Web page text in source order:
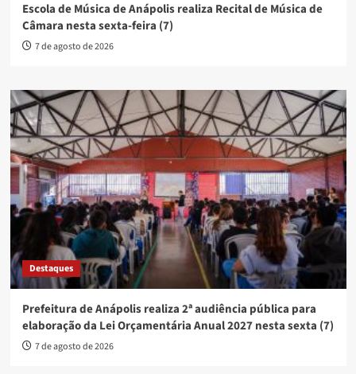
Escola de Música de Anápolis realiza Recital de Música de
Câmara nesta sexta-feira (7)
7 de agosto de 2026
Destaques
Prefeitura de Anápolis realiza 2ª audiência pública para
elaboração da Lei Orçamentária Anual 2027 nesta sexta (7)
7 de agosto de 2026